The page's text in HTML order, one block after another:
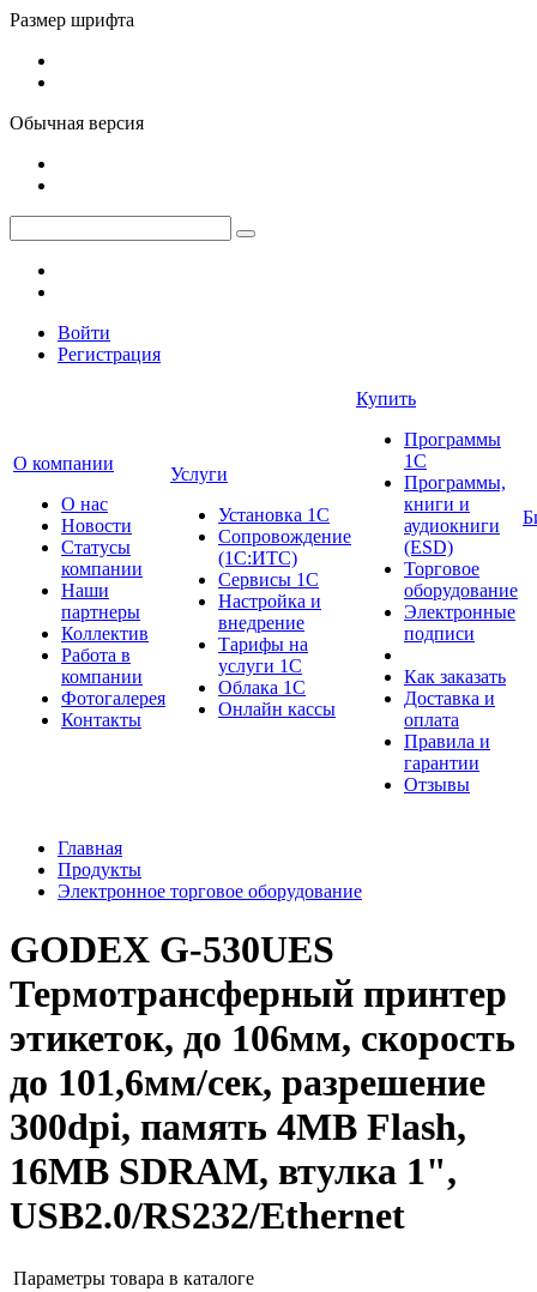
Размер шрифта
Обычная версия
Войти
Регистрация
О компании
О нас
Новости
Cтатусы
компании
Наши
партнеры
Коллектив
Работа в
компании
Фотогалерея
Контакты
Услуги
Установка 1С
Сопровождение
(1С:ИТС)
Сервисы 1С
Настройка и
внедрение
Тарифы на
услуги 1С
Облака 1С
Онлайн кассы
Купить
Программы
1С
Программы,
книги и
аудиокниги
(ESD)
Торговое
оборудование
Электронные
подписи
Как заказать
Доставка и
оплата
Правила и
гарантии
Отзывы
Главная
Продукты
Электронное торговое оборудование
GODEX G-530UES
Термотрансферный принтер
этикеток, до 106мм, скорость
до 101,6мм/сек, разрешение
300dpi, память 4MB Flash,
16MB SDRAM, втулка 1",
USB2.0/RS232/Ethernet
Параметры товара в каталоге